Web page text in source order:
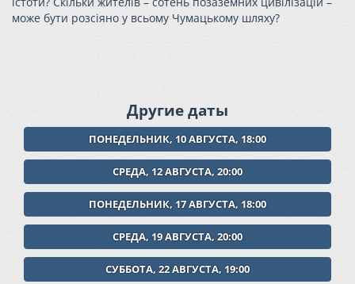
може бути розсіяно у всьому Чумацькому шляху?
Другие даты
ПОНЕДЕЛЬНИК, 10 АВГУСТА, 18:00
СРЕДА, 12 АВГУСТА, 20:00
ПОНЕДЕЛЬНИК, 17 АВГУСТА, 18:00
СРЕДА, 19 АВГУСТА, 20:00
СУББОТА, 22 АВГУСТА, 19:00